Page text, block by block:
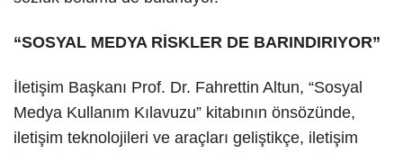
“SOSYAL MEDYA RİSKLER DE BARINDIRIYOR”
İletişim Başkanı Prof. Dr. Fahrettin Altun, “Sosyal
Medya Kullanım Kılavuzu” kitabının önsözünde,
iletişim teknolojileri ve araçları geliştikçe, iletişim